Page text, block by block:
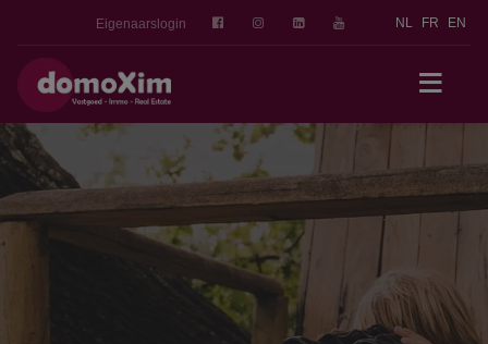
Eigenaarslogin NL FR EN